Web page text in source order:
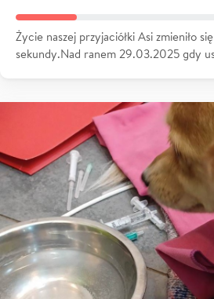
Życie naszej przyjaciółki Asi zmieniło
sekundy.Nad ranem 29.03.2025 gdy